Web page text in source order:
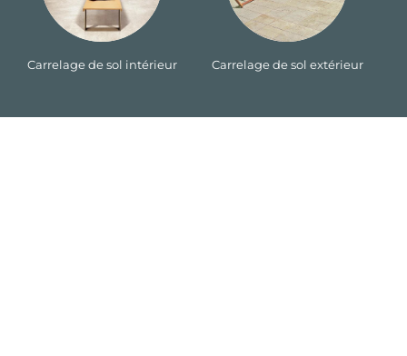
Carrelage de sol intérieur Carrelage de sol extérieur